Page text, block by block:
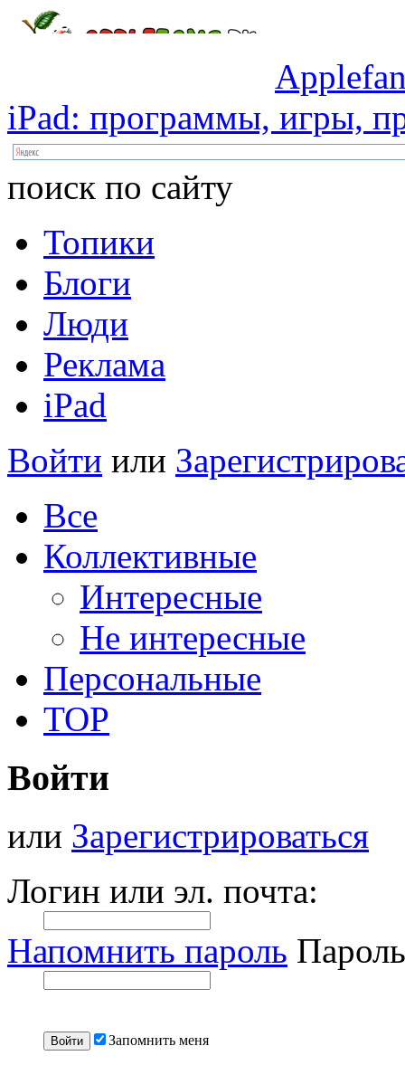
iPad: программы, игры,
поиск по сайту
Топики
Блоги
Люди
Реклама
iPad
Войти или
Все
Коллективные
Интересные
Не интересные
Персональные
TOP
Войти
или Зарегистрироваться
Логин или эл. почта:
Напомнить пароль
Запомнить меня